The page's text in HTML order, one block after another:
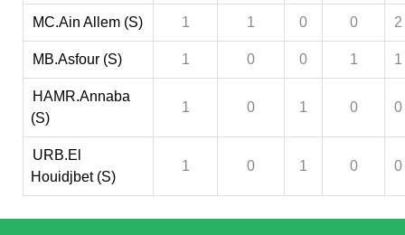
MC.Ain Allem (S) 1 1 0 0 2
MB.Asfour (S) 1 0 0 1 1
HAMR.Annaba
(S)
1 0 1 0 0
URB.El
Houidjbet (S)
1 0 1 0 0